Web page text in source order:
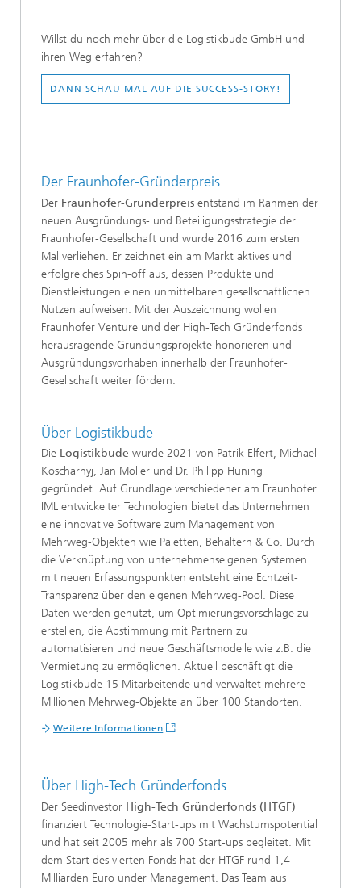
Willst du noch mehr über die Logistikbude GmbH und
ihren Weg erfahren?
DANN SCHAU MAL AUF DIE SUCCESS-STORY!
Der Fraunhofer-Gründerpreis
Der Fraunhofer-Gründerpreis entstand im Rahmen der
neuen Ausgründungs- und Beteiligungsstrategie der
Fraunhofer-Gesellschaft und wurde 2016 zum ersten
Mal verliehen. Er zeichnet ein am Markt aktives und
erfolgreiches Spin-off aus, dessen Produkte und
Dienstleistungen einen unmittelbaren gesellschaftlichen
Nutzen aufweisen. Mit der Auszeichnung wollen
Fraunhofer Venture und der High-Tech Gründerfonds
herausragende Gründungsprojekte honorieren und
Ausgründungsvorhaben innerhalb der Fraunhofer-
Gesellschaft weiter fördern.
Über Logistikbude
Die Logistikbude wurde 2021 von Patrik Elfert, Michael
Koscharnyj, Jan Möller und Dr. Philipp Hüning
gegründet. Auf Grundlage verschiedener am Fraunhofer
IML entwickelter Technologien bietet das Unternehmen
eine innovative Software zum Management von
Mehrweg-Objekten wie Paletten, Behältern & Co. Durch
die Verknüpfung von unternehmenseigenen Systemen
mit neuen Erfassungspunkten entsteht eine Echtzeit-
Transparenz über den eigenen Mehrweg-Pool. Diese
Daten werden genutzt, um Optimierungsvorschläge zu
erstellen, die Abstimmung mit Partnern zu
automatisieren und neue Geschäftsmodelle wie z.B. die
Vermietung zu ermöglichen. Aktuell beschäftigt die
Logistikbude 15 Mitarbeitende und verwaltet mehrere
Millionen Mehrweg-Objekte an über 100 Standorten.
Weitere Informationen
Über High-Tech Gründerfonds
Der Seedinvestor High-Tech Gründerfonds (HTGF)
finanziert Technologie-Start-ups mit Wachstumspotential
und hat seit 2005 mehr als 700 Start-ups begleitet. Mit
dem Start des vierten Fonds hat der HTGF rund 1,4
Milliarden Euro under Management. Das Team aus